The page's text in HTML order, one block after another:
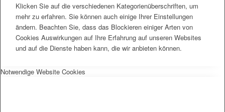
Klicken Sie auf die verschiedenen Kategorienüberschriften, um
mehr zu erfahren. Sie können auch einige Ihrer Einstellungen
ändern. Beachten Sie, dass das Blockieren einiger Arten von
Cookies Auswirkungen auf Ihre Erfahrung auf unseren Websites
und auf die Dienste haben kann, die wir anbieten können.
Notwendige Website Cookies